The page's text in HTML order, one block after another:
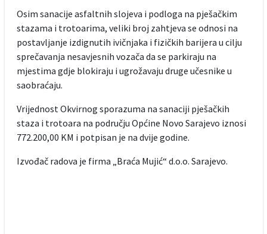
Osim sanacije asfaltnih slojeva i podloga na pješačkim
stazama i trotoarima, veliki broj zahtjeva se odnosi na
postavljanje izdignutih ivičnjaka i fizičkih barijera u cilju
sprečavanja nesavjesnih vozača da se parkiraju na
mjestima gdje blokiraju i ugrožavaju druge učesnike u
saobraćaju.
Vrijednost Okvirnog sporazuma na sanaciji pješačkih
staza i trotoara na području Općine Novo Sarajevo iznosi
772.200,00 KM i potpisan je na dvije godine.
Izvođač radova je firma „Braća Mujić“ d.o.o. Sarajevo.